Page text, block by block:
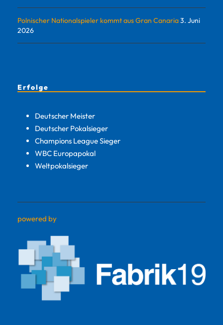
Polnischer Nationalspieler kommt aus Gran Canaria3. Juni
2026
Erfolge
Deutscher Meister
Deutscher Pokalsieger
Champions League Sieger
WBC Europapokal
Weltpokalsieger
powered by